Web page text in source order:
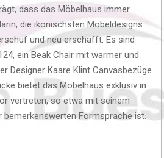
dass das Möbelhaus immer
die ikonischsten Möbeldesigns
und neu erschafft. Es sind
ein Beak Chair mit warmer und
Designer Kaare Klint Canvasbezüge
bietet das Möbelhaus exklusiv in
vertreten, so etwa mit seinem
bemerkenswerten Formsprache ist.